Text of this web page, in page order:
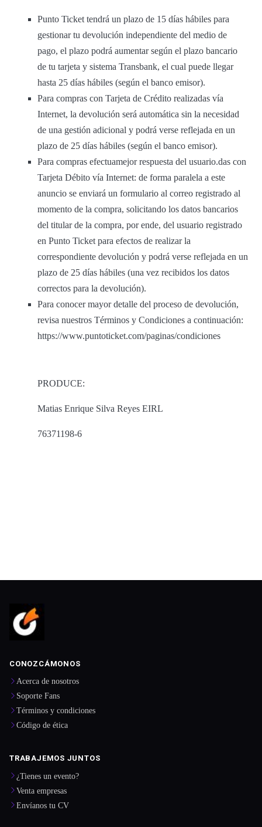
Punto Ticket tendrá un plazo de 15 días hábiles para
gestionar tu devolución independiente del medio de
pago, el plazo podrá aumentar según el plazo bancario
de tu tarjeta y sistema Transbank, el cual puede llegar
hasta 25 días hábiles (según el banco emisor).
Para compras con Tarjeta de Crédito realizadas vía
Internet, la devolución será automática sin la necesidad
de una gestión adicional y podrá verse reflejada en un
plazo de 25 días hábiles (según el banco emisor).
Para compras efectuamejor respuesta del usuario.das con
Tarjeta Débito vía Internet: de forma paralela a este
anuncio se enviará un formulario al correo registrado al
momento de la compra, solicitando los datos bancarios
del titular de la compra, por ende, del usuario registrado
en Punto Ticket para efectos de realizar la
correspondiente devolución y podrá verse reflejada en un
plazo de 25 días hábiles (una vez recibidos los datos
correctos para la devolución).
Para conocer mayor detalle del proceso de devolución,
revisa nuestros Términos y Condiciones a continuación:
https://www.puntoticket.com/paginas/condiciones
PRODUCE:
Matias Enrique Silva Reyes EIRL
76371198-6
CONOZCÁMONOS
Acerca de nosotros
Soporte Fans
Términos y condiciones
Código de ética
TRABAJEMOS JUNTOS
¿Tienes un evento?
Venta empresas
Envíanos tu CV